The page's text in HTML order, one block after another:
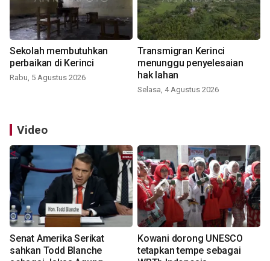
Sekolah membutuhkan
perbaikan di Kerinci
Rabu, 5 Agustus 2026
Transmigran Kerinci
menunggu penyelesaian
hak lahan
Selasa, 4 Agustus 2026
Video
Senat Amerika Serikat
sahkan Todd Blanche
Kowani dorong UNESCO
tetapkan tempe sebagai